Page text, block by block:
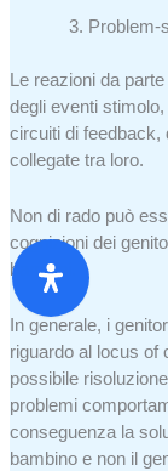
Problem-
Le reazioni da
degli eventi
circuiti di feedback,
collegate tra loro.
Non di rado può
cognizioni dei
bambini.
In generale, i
riguardo al locus of
possibile
problemi
conseguenza la
bambino e non il